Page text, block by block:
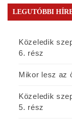
LEGUTÓBBI
Közeledik
6. rész
Mikor lesz az
Közeledik
5. rész